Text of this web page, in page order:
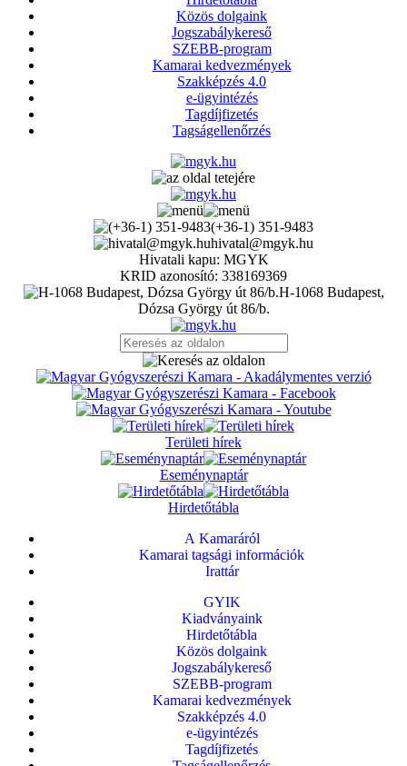
Közös dolgaink
Jogszabálykereső
SZEBB-program
Kamarai kedvezmények
Szakképzés 4.0
e-ügyintézés
Tagdíjfizetés
Tagságellenőrzés
(+36-1) 351-9483
hivatal@mgyk.hu
Hivatali kapu: MGYK
KRID azonosító: 338169369
H-1068 Budapest,
Dózsa György út 86/b.
Területi hírek
Eseménynaptár
Hirdetőtábla
A Kamaráról
Kamarai tagsági információk
Irattár
GYIK
Kiadványaink
Hirdetőtábla
Közös dolgaink
Jogszabálykereső
SZEBB-program
Kamarai kedvezmények
Szakképzés 4.0
e-ügyintézés
Tagdíjfizetés